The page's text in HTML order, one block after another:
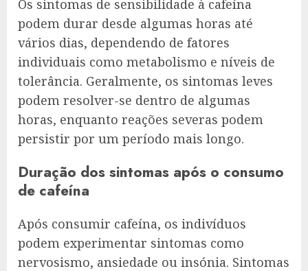
Os sintomas de sensibilidade à cafeína
podem durar desde algumas horas até
vários dias, dependendo de fatores
individuais como metabolismo e níveis de
tolerância. Geralmente, os sintomas leves
podem resolver-se dentro de algumas
horas, enquanto reações severas podem
persistir por um período mais longo.
Duração dos sintomas após o consumo
de cafeína
Após consumir cafeína, os indivíduos
podem experimentar sintomas como
nervosismo, ansiedade ou insónia. Sintomas